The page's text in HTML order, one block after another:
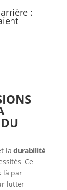
:
la durabilité
Ce
là par
lutter